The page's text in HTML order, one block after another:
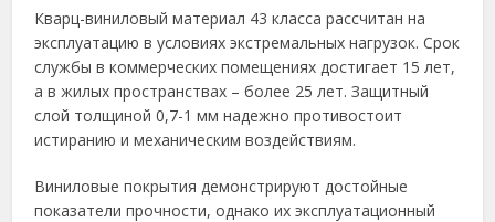
Кварц-виниловый материал 43 класса рассчитан на
эксплуатацию в условиях экстремальных нагрузок. Срок
службы в коммерческих помещениях достигает 15 лет,
а в жилых пространствах – более 25 лет. Защитный
слой толщиной 0,7-1 мм надежно противостоит
истиранию и механическим воздействиям.
Виниловые покрытия демонстрируют достойные
показатели прочности, однако их эксплуатационный